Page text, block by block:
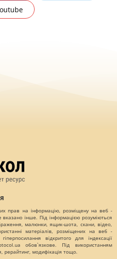
прав на інформацію, розміщену на веб -
вказано інше. Під інформацією розуміються
малюнки, ящик-шота, скани, відео,
матеріалів, розміщених на веб -
відкритого для індексації
обов`язкове. Під використанням
рерайтинг, модифікація тощо.